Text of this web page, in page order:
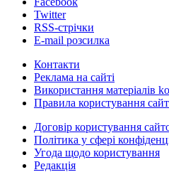
Twitter
RSS-стрічки
E-mail розсилка
Контакти
Реклама на сайті
Використання матеріалів
Правила користування
Договір користування
Політика у сфері
Угода щодо користування
Редакція